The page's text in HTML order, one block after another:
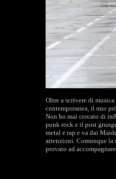
Oltre a scrivere di
contemporanea, il mio
Non ho mai cercato di
punk rock e il post
metal e rap e va dai
attenzioni. Comunque la
provato ad